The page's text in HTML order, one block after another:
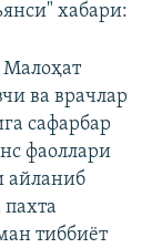
хабари:
Малоҳат
ва врачлар
сафарбар
фаоллари
айланиб
тиббиёт